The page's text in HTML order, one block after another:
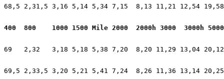
68,5 2,31,5 3,16 5,14 5,34 7,15  8,13 11,21 12,54
400  800    1000 1500 Mile 2000  2000h 3000  3000h
69   2,32   3,18 5,18 5,38 7,20  8,20 11,29 13,04
69,5 2,33,5 3,20 5,21 5,41 7,24  8,26 11,36 13,14